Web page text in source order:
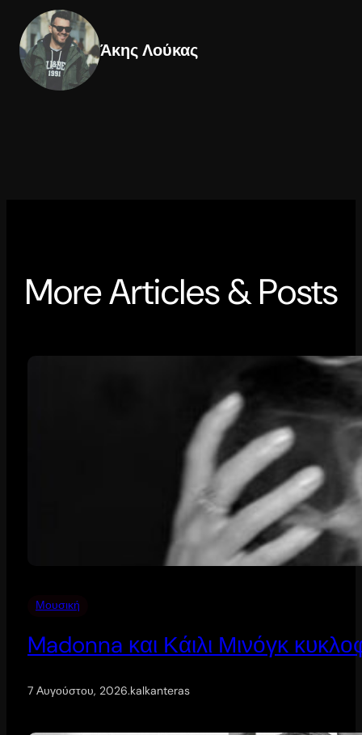
Άκης Λούκας
More Articles & Posts
Μουσική
Madonna και Κάιλι Μινόγκ
7 Αυγούστου, 2026.kalkanteras